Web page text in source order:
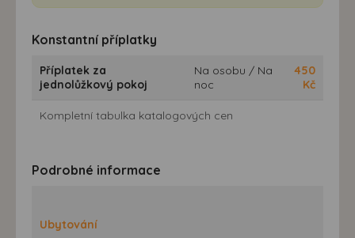
Konstantní příplatky
Příplatek za
jednolůžkový pokoj
Na osobu / Na
noc
450
Kč
Kompletní tabulka katalogových cen
Podrobné informace
Ubytování